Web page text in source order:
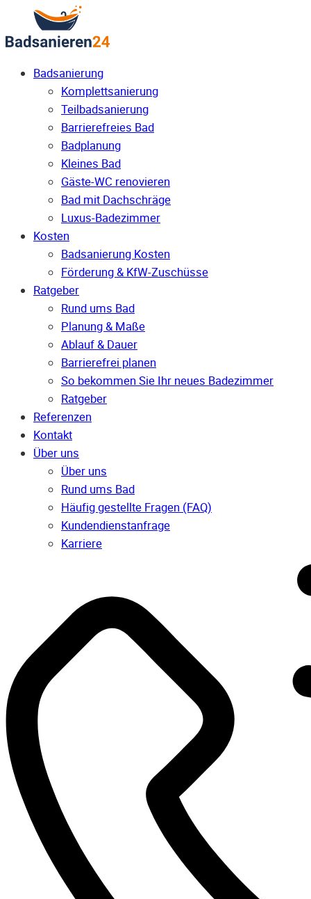
Badsanierung
Komplettsanierung
Teilbadsanierung
Barrierefreies Bad
Badplanung
Kleines Bad
Gäste-WC renovieren
Bad mit Dachschräge
Luxus-Badezimmer
Kosten
Badsanierung Kosten
Förderung & KfW-Zuschüsse
Ratgeber
Rund ums Bad
Planung & Maße
Ablauf & Dauer
Barrierefrei planen
So bekommen Sie Ihr neues Badezimmer
Ratgeber
Referenzen
Kontakt
Über uns
Über uns
Rund ums Bad
Häufig gestellte Fragen (FAQ)
Kunden­dienst­anfrage
Karriere